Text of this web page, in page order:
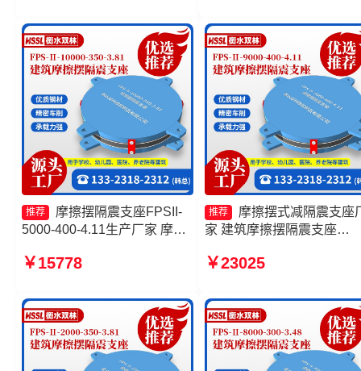
推荐
摩擦摆隔震支座FPSII-
5000-400-4.11生产厂家 摩擦
FPSII-10000-400-4.11生产厂
￥15778
推荐
摩擦摆式减隔震支座
家 建筑摩擦摆隔震支座
式隔震支座 摩擦摆隔震支
家
￥23025